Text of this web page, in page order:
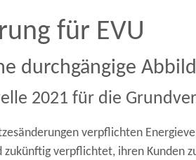
für EVU
durchgängige
2021 für die
verpflichten
verpflichtet, ihren